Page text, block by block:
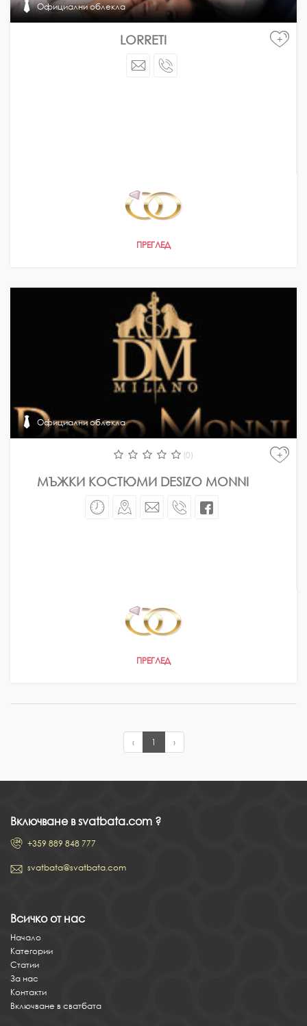
Официални облекла
+
LORRETI
ПРЕГЛЕД
Официални облекла
(0) +
МЪЖКИ КОСТЮМИ DESIZO MONNI
понеделник-неделя
понеделник-неделя
09.00 - 18.00
ПРЕГЛЕД
‹ 1 ›
Включване в svatbata.com ?
+359 889 848 777
svatbata@svatbata.com
Всичко от нас
Начало
Категории
Статии
За нас
Контакти
Включване в сватбата